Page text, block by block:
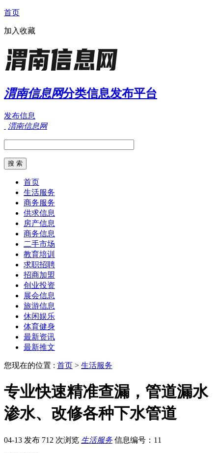
首页
加入收藏
渭南信息网分类信息发布平台
发布信息
渭南信息网
首页
生活服务
商务服务
供求信息
房产信息
商务信息
二手市场
教育培训
求职招聘
招商加盟
创业投资
展会信息
旅游信息
休闲娱乐
体育健身
最新资讯
最新推文
您现在的位置 : 首页 > 生活服务
专业快速精准查漏，管道漏水
渗水、改修各种下水管道
04-13 发布 712 次浏览 生活服务 信息编号：11